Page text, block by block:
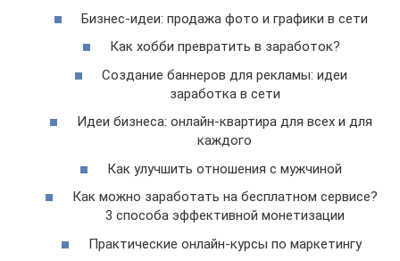
Бизнес-идеи: продажа фото и графики в сети
Как хобби превратить в заработок?
Создание баннеров для рекламы: идеи
заработка в сети
Идеи бизнеса: онлайн-квартира для всех и для
каждого
Как улучшить отношения с мужчиной
Как можно заработать на бесплатном сервисе?
3 способа эффективной монетизации
Практические онлайн-курсы по маркетингу